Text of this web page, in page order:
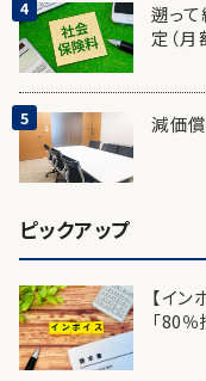
遡っ
定（月
減価
ピックアップ
【イ
「80